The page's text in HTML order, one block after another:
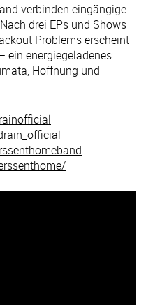
verbinden eingängige
drei EPs und Shows
Problems erscheint
ein energiegeladenes
Hoffnung und